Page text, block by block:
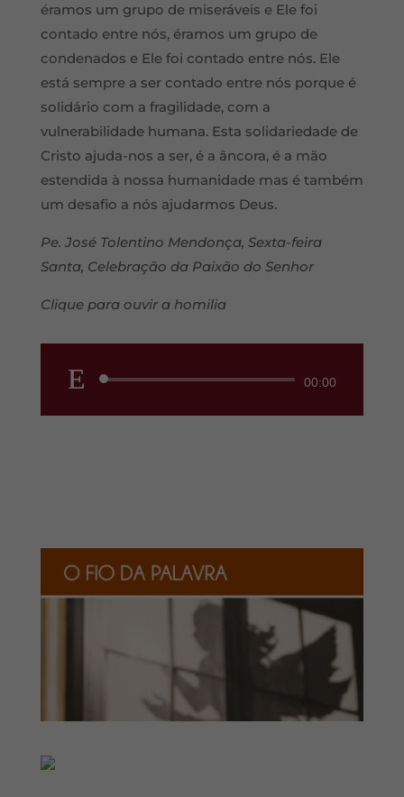
éramos um grupo de miseráveis e Ele foi
contado entre nós, éramos um grupo de
condenados e Ele foi contado entre nós. Ele
está sempre a ser contado entre nós porque é
solidário com a fragilidade, com a
vulnerabilidade humana. Esta solidariedade de
Cristo ajuda-nos a ser, é a âncora, é a mão
estendida à nossa humanidade mas é também
um desafio a nós ajudarmos Deus.
Pe. José Tolentino Mendonça, Sexta-feira
Santa, Celebração da Paixão do Senhor
Clique para ouvir a homilia
Reprodutor
00:00